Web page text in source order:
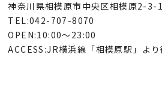
神奈川県相模原市中央区相模原2-3-
TEL:042-707-8070
OPEN:10:00～23:00
ACCESS:JR横浜線「相模原駅」よ